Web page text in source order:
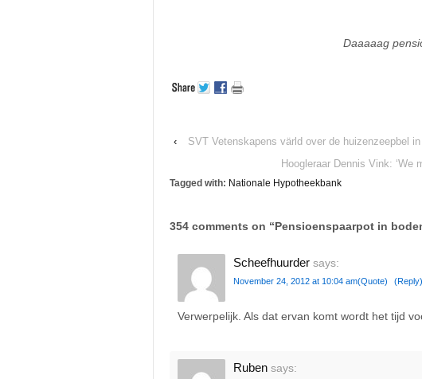
Daaaaag
‹
SVT Vetenskapens värld over de huizenzeepbel in
Hoogleraar Dennis Vink: ‘We
Tagged with: Nationale Hypotheekbank
354 comments on “Pensioenspaarpot in
Scheefhuurder says:
November 24, 2012 at 10:04 am(Quote) (Reply)
Verwerpelijk. Als dat ervan komt wordt het tijd
Ruben says: